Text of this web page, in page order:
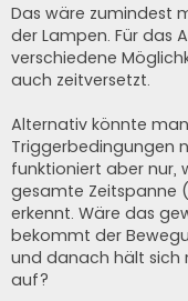
Das wäre zumindest
der Lampen. Für das
verschiedene
auch zeitversetzt.
Alternativ könnte
Triggerbedingungen
funktioniert aber nur,
gesamte Zeitspanne
erkennt. Wäre das
bekommt der
und danach hält sich
auf?